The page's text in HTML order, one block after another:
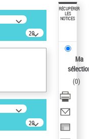
20
résultats/page
20
résultats/page
RÉCUPÉRER
LES
NOTICES
Ma
(0)